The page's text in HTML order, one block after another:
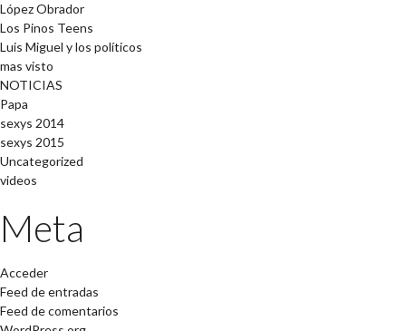
López Obrador
Los Pinos Teens
Luis Miguel y los políticos
mas visto
NOTICIAS
Papa
sexys 2014
sexys 2015
Uncategorized
videos
Meta
Acceder
Feed de entradas
Feed de comentarios